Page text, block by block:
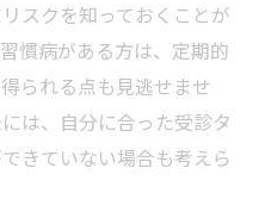
スクを知っておくことが
慣病がある方は、定期的
られる点も見逃せませ
は、自分に合った受診タ
きていない場合も考えら